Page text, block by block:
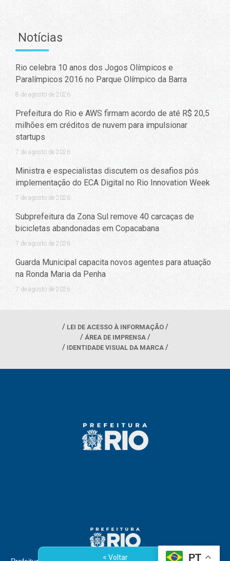
Notícias
Rio celebra 10 anos dos Jogos Olímpicos e
Paralímpicos 2016 no Parque Olímpico da Barra
8 de agosto de 2026
Prefeitura do Rio e AWS firmam acordo de até R$ 20,5
milhões em créditos de nuvem para impulsionar
startups
7 de agosto de 2026
Ministra e especialistas discutem os desafios pós
implementação do ECA Digital no Rio Innovation Week
7 de agosto de 2026
Subprefeitura da Zona Sul remove 40 carcaças de
bicicletas abandonadas em Copacabana
7 de agosto de 2026
Guarda Municipal capacita novos agentes para atuação
na Ronda Maria da Penha
7 de agosto de 2026
< Voltar
LEI DE ACESSO À INFORMAÇÃO
ÁREA DE IMPRENSA
IDENTIDADE VISUAL DA MARCA
PT